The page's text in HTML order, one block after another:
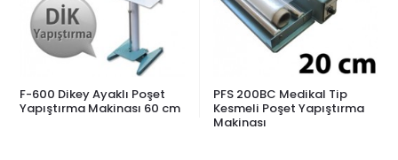
F-600 Dikey Ayaklı Poşet
Yapıştırma Makinası 60 cm
PFS 200BC Medikal Tip
Kesmeli Poşet Yapıştırma
Makinası